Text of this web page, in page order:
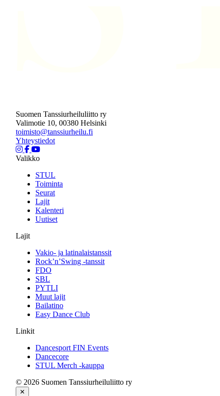
Suomen Tanssiurheiluliitto ry
Valimotie 10, 00380 Helsinki
toimisto@tanssiurheilu.fi
Yhteystiedot
Valikko
STUL
Toiminta
Seurat
Lajit
Kalenteri
Uutiset
Lajit
Vakio- ja latinalaistanssit
Rock’n’Swing -tanssit
FDO
SBL
PYTLI
Muut lajit
Bailatino
Easy Dance Club
Linkit
Dancesport FIN Events
Dancecore
STUL Merch -kauppa
© 2026 Suomen Tanssiurheiluliitto ry
✕